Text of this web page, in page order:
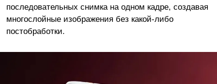
последовательных снимка на одном кадре, создавая
многослойные изображения без какой-либо
постобработки.